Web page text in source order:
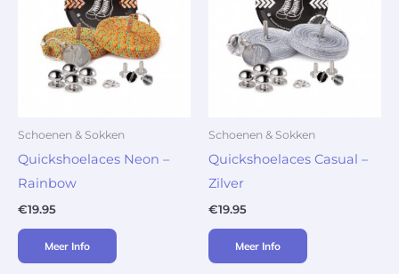
Schoenen & Sokken
Quickshoelaces Neon –
Rainbow
€19.95
Meer Info
Schoenen & Sokken
Quickshoelaces Casual –
Zilver
€19.95
Meer Info